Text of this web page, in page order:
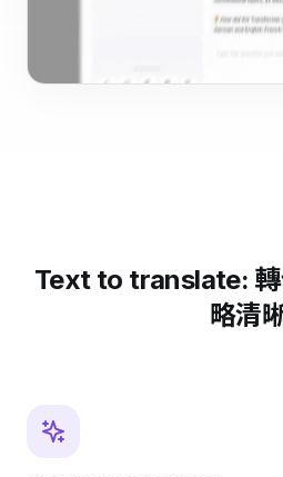
Text to translate: 轉
略清